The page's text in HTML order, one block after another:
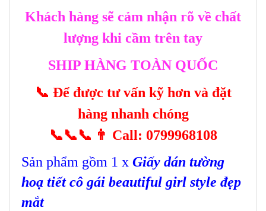
Khách hàng sẽ cảm nhận rõ về chất
lượng khi cầm trên tay
SHIP HÀNG TOÀN QUỐC
📞 Để được tư vấn kỹ hơn và đặt
hàng nhanh chóng
📞📞📞 👨 Call: 0799968108
Sản phẩm gồm 1 x Giấy dán tường
hoạ tiết cô gái beautiful girl style đẹp
mắt